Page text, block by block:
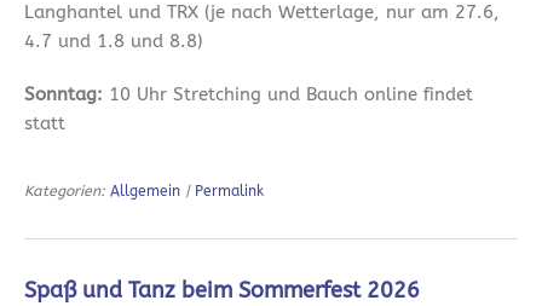
Langhantel und TRX (je nach Wetterlage, nur am 27.6,
4.7 und 1.8 und 8.8)
Sonntag: 10 Uhr Stretching und Bauch online findet
statt
Kategorien: Allgemein | Permalink
Spaß und Tanz beim Sommerfest 2026